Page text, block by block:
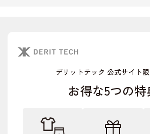
デリットテック 公式サイト
お得な5つの特